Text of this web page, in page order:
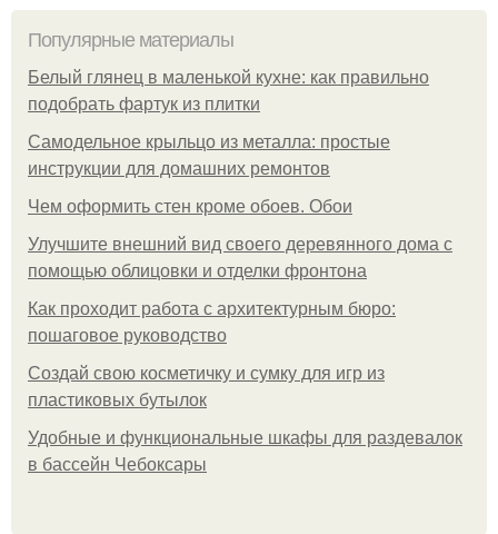
Популярные материалы
Белый глянец в маленькой кухне: как правильно
подобрать фартук из плитки
Самодельное крыльцо из металла: простые
инструкции для домашних ремонтов
Чем оформить стен кроме обоев. Обои
Улучшите внешний вид своего деревянного дома с
помощью облицовки и отделки фронтона
Как проходит работа с архитектурным бюро:
пошаговое руководство
Создай свою косметичку и сумку для игр из
пластиковых бутылок
Удобные и функциональные шкафы для раздевалок
в бассейн Чебоксары